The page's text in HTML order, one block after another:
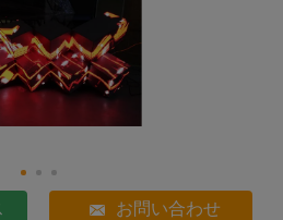
お問い合わせ